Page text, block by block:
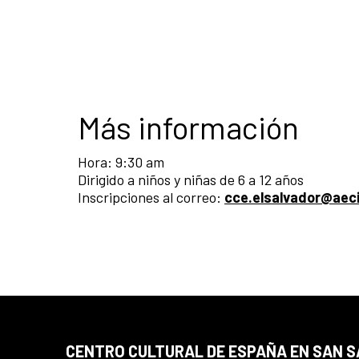
Más información
Hora: 9:30 am
Dirigido a niños y niñas de 6 a 12 años
Inscripciones al correo: c
CENTRO CULTURAL DE ESPAÑA EN SAN